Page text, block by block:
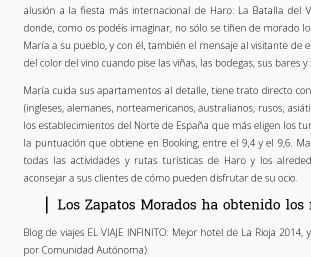
alusión a la fiesta más internacional de Haro: La Batalla del
donde, como os podéis imaginar, no sólo se tiñen de morado
María a su pueblo, y con él, también el mensaje al visitante de
del color del vino cuando pise las viñas, las bodegas, sus bares
María cuida sus apartamentos al detalle, tiene trato directo
(ingleses, alemanes, norteamericanos, australianos, rusos,
los establecimientos del Norte de España que más eligen los
la puntuación que obtiene en Booking, entre el 9,4 y el 9,6.
todas las actividades y rutas turísticas de Haro y los
aconsejar a sus clientes de cómo pueden disfrutar de su ocio.
Los Zapatos Morados ha obtenido
Blog de viajes EL VIAJE INFINITO: Mejor hotel de La Rioja
por Comunidad Autónoma).